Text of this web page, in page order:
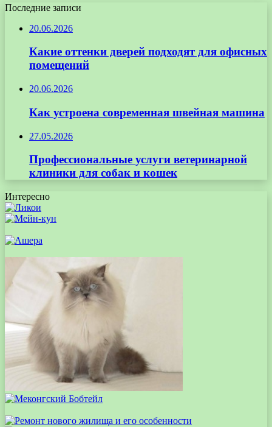
Последние записи
20.06.2026
Какие оттенки дверей подходят для офисных
помещений
20.06.2026
Как устроена современная швейная машина
27.05.2026
Профессиональные услуги ветеринарной
клиники для собак и кошек
Интересно